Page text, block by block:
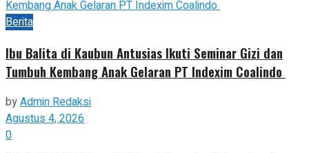
Berita
Ibu Balita di Kaubun Antusias Ikuti Seminar Gizi dan
Tumbuh Kembang Anak Gelaran PT Indexim Coalindo
byAdmin Redaksi
Agustus 4, 2026
0